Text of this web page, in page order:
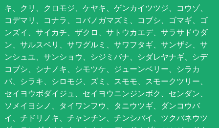
キ、クリ、クロモジ、ケヤキ、ゲンカイツツジ、コウゾ、
コデマリ、コナラ、コバノガマズミ、コブシ、ゴマギ、ゴ
ンズイ、サイカチ、ザクロ、サトウカエデ、サラサドウダ
ン、サルスベリ、サワグルミ、サワフタギ、サンザシ、サ
ンシュユ、サンショウ、シジミバナ、シダレヤナギ、シデ
コブシ、シナノキ、シモツケ、ジューンベリー、シラカ
バ、シラキ、シロモジ、ズミ、スモモ、スモークツリー、
セイヨウボダイジュ、セイヨウニンジンボク、センダン、
ソメイヨシノ、タイワンフウ、タニウツギ、ダンコウバ
イ、チドリノキ、チャンチン、チンシバイ、ツクバネウツ